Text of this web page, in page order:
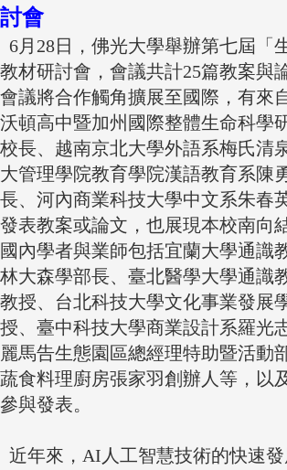
討會
6月28日，佛光大學舉辦第七屆「
教材研討會，會議共計25篇教案與
會議將合作觸角擴展至國際，有來
沃頓高中暨加州國際整體生命科學
校長、越南京北大學外語系梅氏清
大管理學院教育學院漢語教育系陳
長、河內商業科技大學中文系朱春
發表教案或論文，也展現本校南向
國內學者與業師包括宜蘭大學通識
林大森學部長、臺北醫學大學通識
教授、台北科技大學文化事業發展
授、臺中科技大學商業設計系羅光
麗馬告生態園區總經理特助暨活動
蔬食料理廚房張家羽創辦人等，以
參與發表。
近年來，AI人工智慧技術的快速